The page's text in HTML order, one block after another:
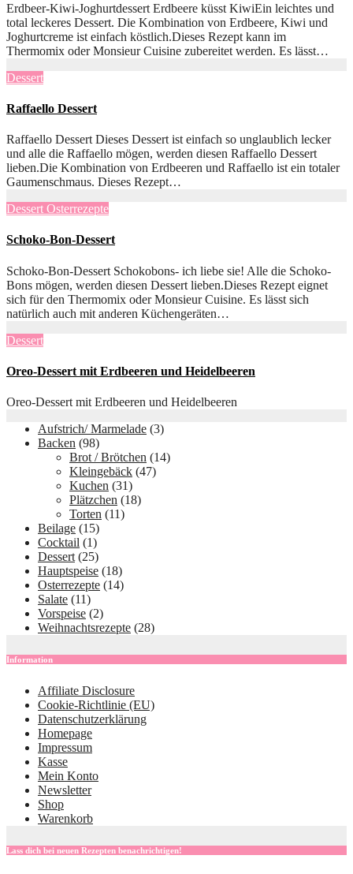
Erdbeer-Kiwi-Joghurtdessert Erdbeere küsst KiwiEin leichtes und
total leckeres Dessert. Die Kombination von Erdbeere, Kiwi und
Joghurtcreme ist einfach köstlich.Dieses Rezept kann im
Thermomix oder Monsieur Cuisine zubereitet werden. Es lässt…
Dessert
Raffaello Dessert
Raffaello Dessert Dieses Dessert ist einfach so unglaublich lecker
und alle die Raffaello mögen, werden diesen Raffaello Dessert
lieben.Die Kombination von Erdbeeren und Raffaello ist ein totaler
Gaumenschmaus. Dieses Rezept…
Dessert Osterrezepte
Schoko-Bon-Dessert
Schoko-Bon-Dessert Schokobons- ich liebe sie! Alle die Schoko-
Bons mögen, werden diesen Dessert lieben.Dieses Rezept eignet
sich für den Thermomix oder Monsieur Cuisine. Es lässt sich
natürlich auch mit anderen Küchengeräten…
Dessert
Oreo-Dessert mit Erdbeeren und Heidelbeeren
Oreo-Dessert mit Erdbeeren und Heidelbeeren
Aufstrich/ Marmelade (3)
Backen (98)
Brot / Brötchen (14)
Kleingebäck (47)
Kuchen (31)
Plätzchen (18)
Torten (11)
Beilage (15)
Cocktail (1)
Dessert (25)
Hauptspeise (18)
Osterrezepte (14)
Salate (11)
Vorspeise (2)
Weihnachtsrezepte (28)
Information
Affiliate Disclosure
Cookie-Richtlinie (EU)
Datenschutzerklärung
Homepage
Impressum
Kasse
Mein Konto
Newsletter
Shop
Warenkorb
Lass dich bei neuen Rezepten benachrichtigen!